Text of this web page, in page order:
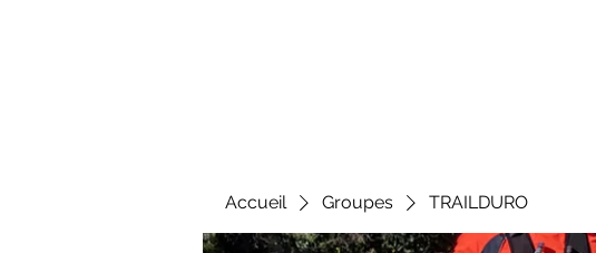
Accueil Groupes TRAILDURO